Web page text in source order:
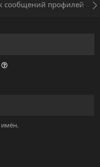
сообщений профилей
имён.